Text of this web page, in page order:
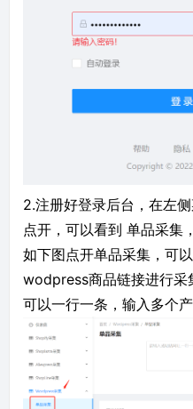
2.注册好登录后台，在左
点开，可以看到 单品采集
如下图点开单品采集，可
wodpress商品链接进行采
可以一行一条，输入多个